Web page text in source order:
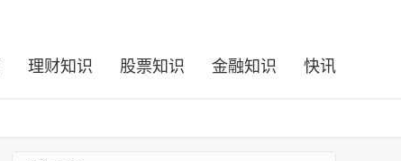
理财知识 股票知识 金融知识 快讯